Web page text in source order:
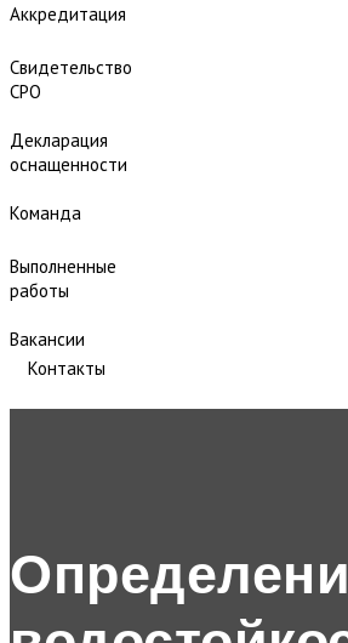
Аккредитация
Свидетельство
СРО
Декларация
оснащенности
Команда
Выполненные
работы
Вакансии
Контакты